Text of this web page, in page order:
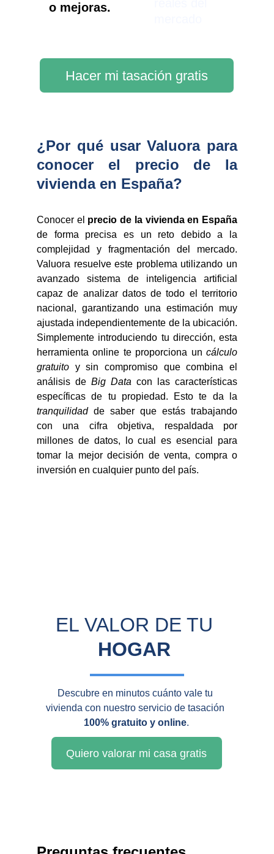
Hacer mi tasación gratis
o mejoras.
¿Por qué usar Valuora para
conocer el precio de la
vivienda en España?
Conocer el precio de la vivienda en España
de forma precisa es un reto debido a la
complejidad y fragmentación del mercado.
Valuora resuelve este problema utilizando un
avanzado sistema de inteligencia artificial
capaz de analizar datos de todo el territorio
nacional, garantizando una estimación muy
ajustada independientemente de la ubicación.
Simplemente introduciendo tu dirección, esta
herramienta online te proporciona un cálculo
gratuito y sin compromiso que combina el
análisis de Big Data con las características
específicas de tu propiedad. Esto te da la
tranquilidadde saber que estás trabajando
con una cifra objetiva, respaldada por
millones de datos, lo cual es esencial para
tomar la mejor decisión de venta, compra o
inversión en cualquier punto del país.
EL VALOR DE TU
HOGAR
Quiero valorar mi casa gratis
Descubre en minutos cuánto vale tu
vivienda con nuestro servicio de tasación
100% gratuito y online.